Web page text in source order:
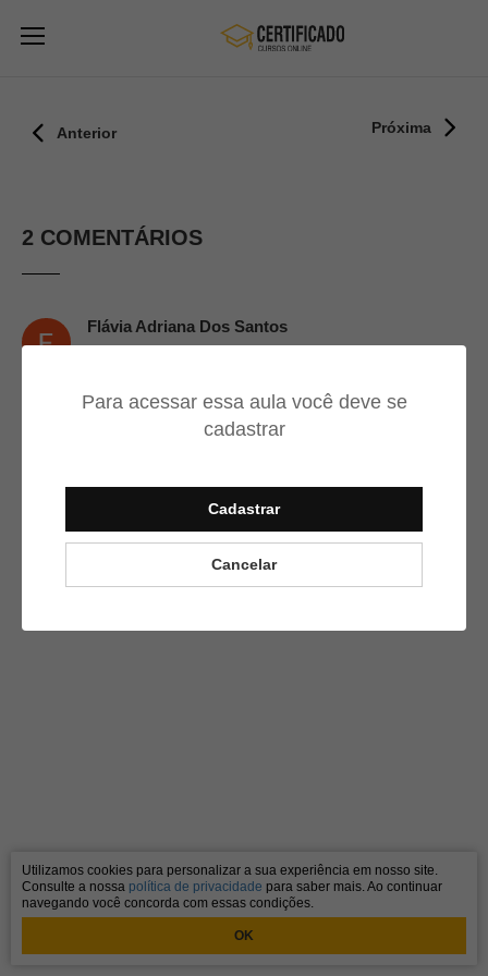
Para acessar essa aula você deve se
cadastrar
Cadastrar
Cancelar
Anterior Próxima
2 COMENTÁRIOS
Flávia Adriana Dos Santos
Parabéns muito bom
Gilvania Eufrazio Da Silva
Utilizamos cookies para personalizar a sua experiência em nosso site.
Consulte a nossa política de privacidade para saber mais. Ao continuar
navegando você concorda com essas condições.
OK